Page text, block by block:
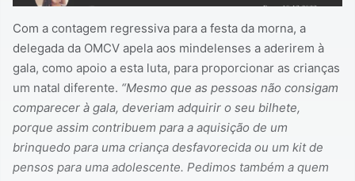
Com a contagem regressiva para a festa da morna, a
delegada da OMCV apela aos mindelenses a aderirem à
gala, como apoio a esta luta, para proporcionar as crianças
um natal diferente. “Mesmo que as pessoas não consigam
comparecer à gala, deveriam adquirir o seu bilhete,
porque assim contribuem para a aquisição de um
brinquedo para uma criança desfavorecida ou um kit de
pensos para uma adolescente. Pedimos também a quem